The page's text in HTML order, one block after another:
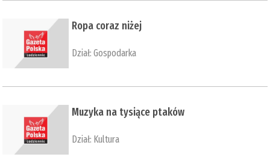
Ropa coraz niżej
Dział:Gospodarka
Muzyka na tysiące ptaków
Dział: Kultura